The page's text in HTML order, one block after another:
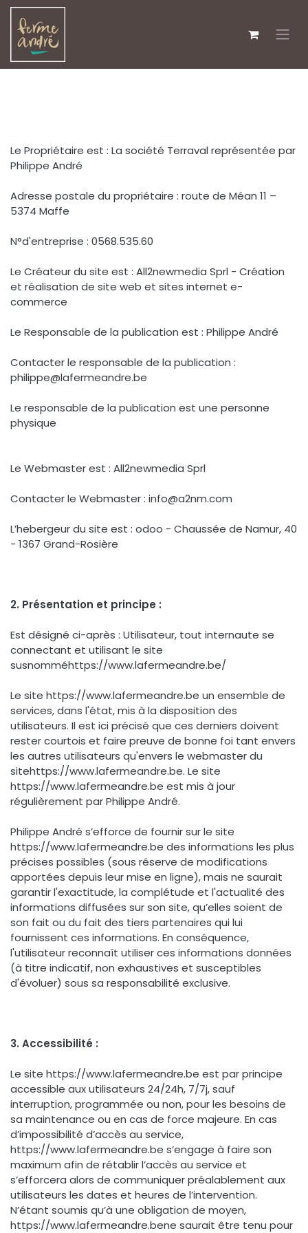
Se rendre au contenu
Le Propriétaire est : La société Terraval représentée par
Philippe André
Adresse postale du propriétaire : route de Méan 11 –
5374 Maffe
N°d'entreprise : 0568.535.60
Le Créateur du site est : All2newmedia Sprl - Création
et réalisation de site web et sites internet e-
commerce
Le Responsable de la publication est : Philippe André
Contacter le responsable de la publication :
philippe@lafermeandre.be
Le responsable de la publication est une personne
physique
Le Webmaster est : All2newmedia Sprl
Contacter le Webmaster : info@a2nm.com
L’hebergeur du site est : odoo - Chaussée de Namur, 40
- 1367 Grand-Rosière
2. Présentation et principe :
Est désigné ci-après : Utilisateur, tout internaute se
connectant et utilisant le site
susnomméhttps://www.lafermeandre.be/
Le site https://www.lafermeandre.be un ensemble de
services, dans l'état, mis à la disposition des
utilisateurs. Il est ici précisé que ces derniers doivent
rester courtois et faire preuve de bonne foi tant envers
les autres utilisateurs qu'envers le webmaster du
sitehttps://www.lafermeandre.be. Le site
https://www.lafermeandre.be est mis à jour
régulièrement par Philippe André.
Philippe André s’efforce de fournir sur le site
https://www.lafermeandre.be des informations les plus
précises possibles (sous réserve de modifications
apportées depuis leur mise en ligne), mais ne saurait
garantir l'exactitude, la complétude et l'actualité des
informations diffusées sur son site, qu’elles soient de
son fait ou du fait des tiers partenaires qui lui
fournissent ces informations. En conséquence,
l'utilisateur reconnaît utiliser ces informations données
(à titre indicatif, non exhaustives et susceptibles
d'évoluer) sous sa responsabilité exclusive.
3. Accessibilité :
Le site https://www.lafermeandre.be est par principe
accessible aux utilisateurs 24/24h, 7/7j, sauf
interruption, programmée ou non, pour les besoins de
sa maintenance ou en cas de force majeure. En cas
d’impossibilité d’accès au service,
https://www.lafermeandre.be s’engage à faire son
maximum afin de rétablir l’accès au service et
s’efforcera alors de communiquer préalablement aux
utilisateurs les dates et heures de l’intervention.
N’étant soumis qu’à une obligation de moyen,
https://www.lafermeandre.bene saurait être tenu pour